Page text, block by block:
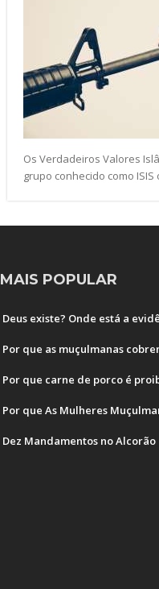
Os Verdadeiros Valores
grupo conhecido como ISIS
MAIS POPULAR
Deus existe? Onde está a
Por que as muçulmanas
Por que carne de porco é
Por que As Mulheres
Dez Mandamentos no Alcorão